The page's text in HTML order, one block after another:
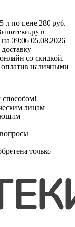
л по цене 280 руб.
в
09:06 05.08.2026
со скидкой.
наличными
лицам
только